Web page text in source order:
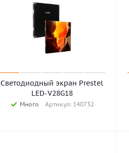
Светодиодный экран Prestel
LED-V28G18
Много Артикул: 140732